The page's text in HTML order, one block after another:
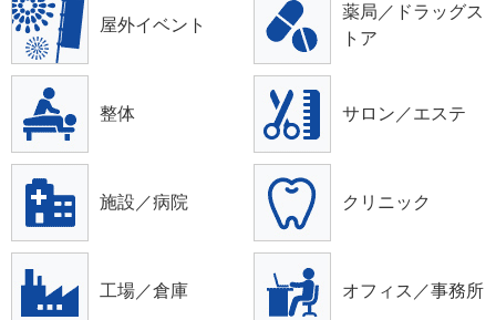
屋外イベント
薬局／ドラッグス
トア
整体 サロン／エステ
施設／病院 クリニック
工場／倉庫 オフィス／事務所